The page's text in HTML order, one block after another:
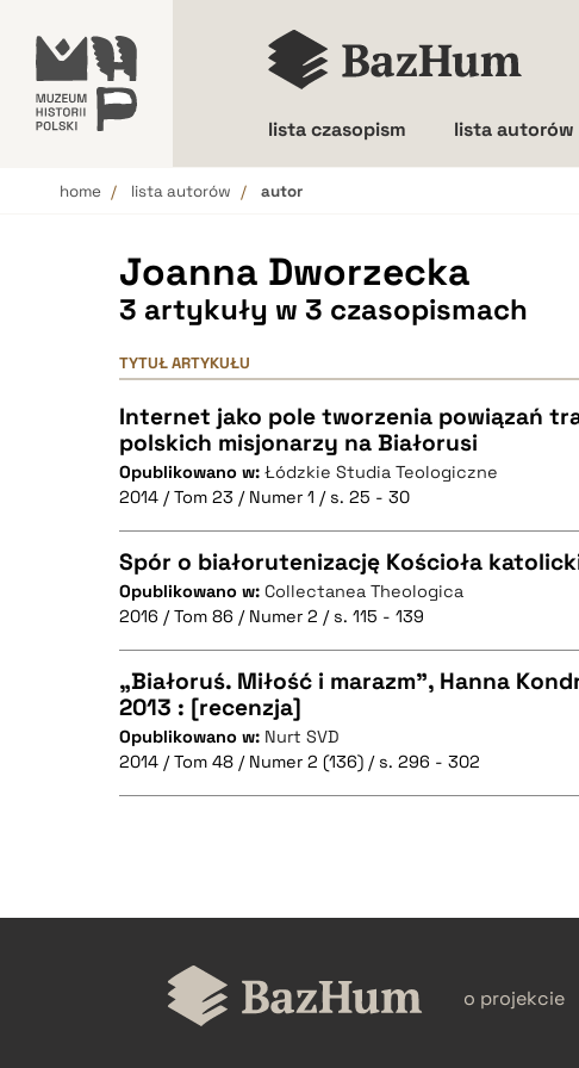
lista czasopism lista autorów
home lista autorów autor
Joanna Dworzecka
3 artykuły w 3 czasopismach
TYTUŁ ARTYKUŁU
Internet jako pole tworzenia powiązań
polskich misjonarzy na Białorusi
Opublikowano w: Łódzkie Studia Teologiczne
2014 / Tom 23 / Numer 1 / s. 25 - 30
CZYSTY TEKST
BIBTEX
Spór o białorutenizację Kościoła
Opublikowano w: Collectanea Theologica
2016 / Tom 86 / Numer 2 / s. 115 - 139
CZYSTY TEKST
„Białoruś. Miłość i marazm”, Hanna
2013 : [recenzja]
Opublikowano w: Nurt SVD
2014 / Tom 48 / Numer 2 (136) / s. 296 - 302
BIBTEX
o projekcie